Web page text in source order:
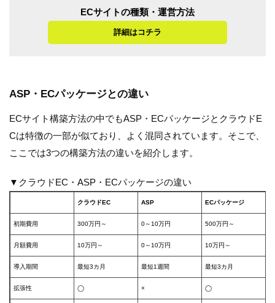
ECサイトの種類・運営方法
詳細はコチラ
ASP・ECパッケージとの違い
ECサイト構築方法の中でもASP・ECパッケージとクラウドE
Cは特徴の一部が似ており、よく混同されています。そこで、
ここでは3つの構築方法の違いを紹介します。
▼クラウドEC・ASP・ECパッケージの違い
クラウドEC ASP ECパッケージ
初期費用 300万円～ 0～10万円 500万円～
月額費用 10万円～ 0～10万円 10万円～
導入期間 最短3カ月 最短1週間 最短3カ月
拡張性 ◯ × ◯